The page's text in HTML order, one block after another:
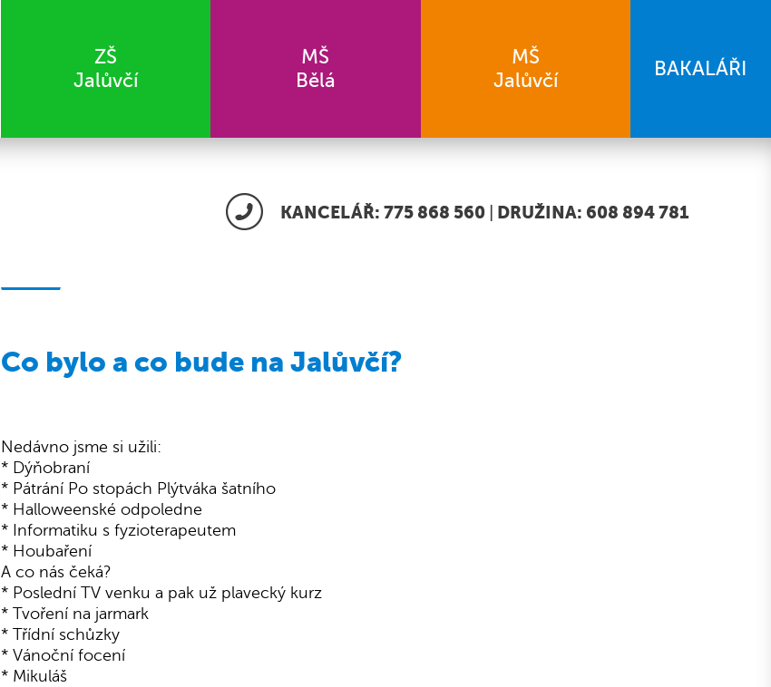
ZŠ
Jalůvčí
MŠ
Bělá
MŠ
Jalůvčí
BAKALÁŘI
KANCELÁŘ: 775 868 560 DRUŽINA: 608 894 781
Co bylo a co bude na Jalůvčí?
Nedávno jsme si užili:
* Dýňobraní
* Pátrání Po stopách Plýtváka šatního
* Halloweenské odpoledne
* Informatiku s fyzioterapeutem
* Houbaření
A co nás čeká?
* Poslední TV venku a pak už plavecký kurz
* Tvoření na jarmark
* Třídní schůzky
* Vánoční focení
* Mikuláš